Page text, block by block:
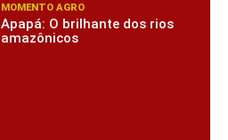
MOMENTO AGRO
Apapá: O brilhante dos rios
amazônicos